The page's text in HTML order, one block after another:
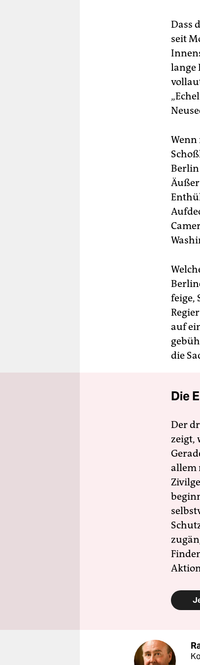
Dass
seit
lange
Wenn
feige,
auf
die
Die
Der
zeigt,
allem